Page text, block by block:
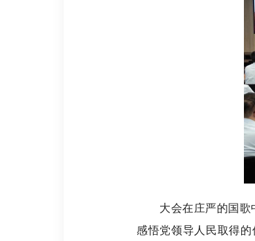
大会在庄严的国歌中
感悟党领导人民取得